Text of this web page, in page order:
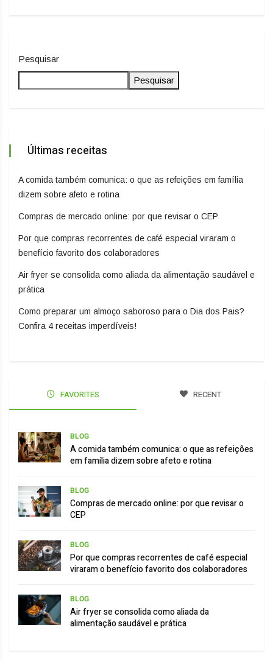
Pesquisar
Pesquisar
Últimas receitas
A comida também comunica: o que as refeições em família
dizem sobre afeto e rotina
Compras de mercado online: por que revisar o CEP
Por que compras recorrentes de café especial viraram o
benefício favorito dos colaboradores
Air fryer se consolida como aliada da alimentação saudável e
prática
Como preparar um almoço saboroso para o Dia dos Pais?
Confira 4 receitas imperdíveis!
FAVORITES RECENT
BLOG
A comida também comunica: o que as refeições
em família dizem sobre afeto e rotina
BLOG
Compras de mercado online: por que revisar o
CEP
BLOG
Por que compras recorrentes de café especial
viraram o benefício favorito dos colaboradores
BLOG
Air fryer se consolida como aliada da
alimentação saudável e prática